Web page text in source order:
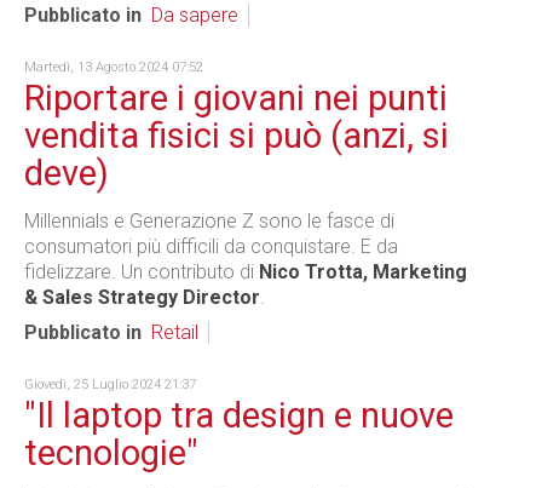
Pubblicato in Da sapere
Martedì, 13 Agosto 2024 07:52
Riportare i giovani nei punti
vendita fisici si può (anzi, si
deve)
Millennials e Generazione Z sono le fasce di
consumatori più difficili da conquistare. E da
fidelizzare. Un contributo di Nico Trotta, Marketing
& Sales Strategy Director.
Pubblicato in Retail
Giovedì, 25 Luglio 2024 21:37
"Il laptop tra design e nuove
tecnologie"